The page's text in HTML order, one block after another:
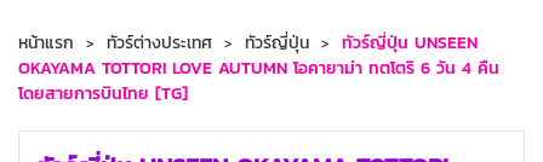
หน้าแรก ทัวร์ต่างประเทศ ทัวร์ญี่ปุ่น
ทัวร์ญี่ปุ่น UNSEEN
OKAYAMA TOTTORI LOVE AUTUMN โอคายาม่า ทตโตริ 6 วัน 4 คืน
โดยสายการบินไทย [TG]